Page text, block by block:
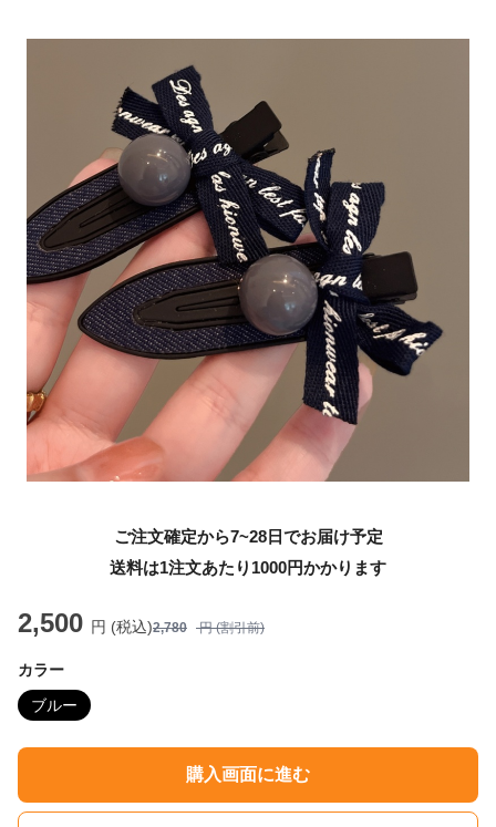
ご注文確定から7~28日でお届け予定
送料は1注文あたり 1000円かかります
2,500 円 (税込)2,780 円 (割引前)
カラー
ブルー
購入画面に進む